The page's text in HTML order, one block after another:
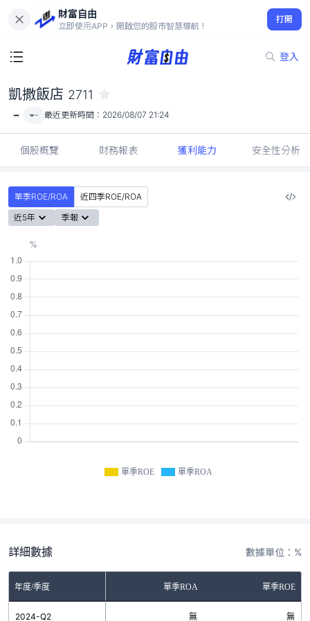
財富自由
立即使用APP，開啟您的股市智慧導航！
打開
登入
-
凱撒飯店 2711
- - 最近更新時間： 2026/08/07 21:24
個股概覽 財務報表 獲利能力 安全性分析
單季ROE/ROA
近四季ROE/ROA
近5年
季報
單季ROE 單季ROA
詳細數據 數據單位：%
年度/季度 單季ROA 單季ROE
2024-Q2 無 無